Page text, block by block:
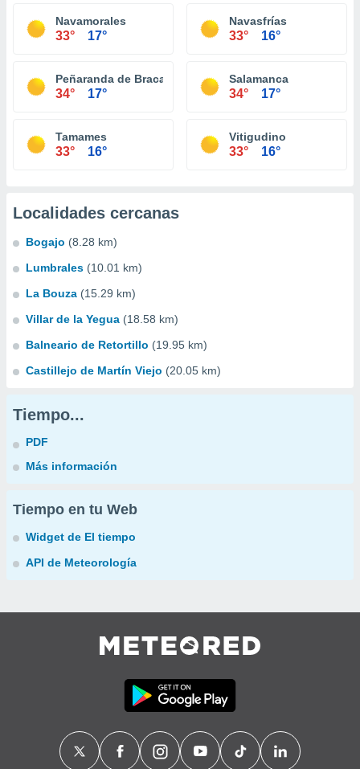
Navamorales
33° 17°
Navasfrías
33° 16°
Peñaranda de Bracamonte
34° 17°
Salamanca
34° 17°
Tamames
33° 16°
Vitigudino
33° 16°
Localidades cercanas
Bogajo (8.28 km)
Lumbrales (10.01 km)
La Bouza (15.29 km)
Villar de la Yegua (18.58 km)
Balneario de Retortillo (19.95 km)
Castillejo de Martín Viejo (20.05 km)
Tiempo...
PDF
Más información
Tiempo en tu Web
Widget de El tiempo
API de Meteorología